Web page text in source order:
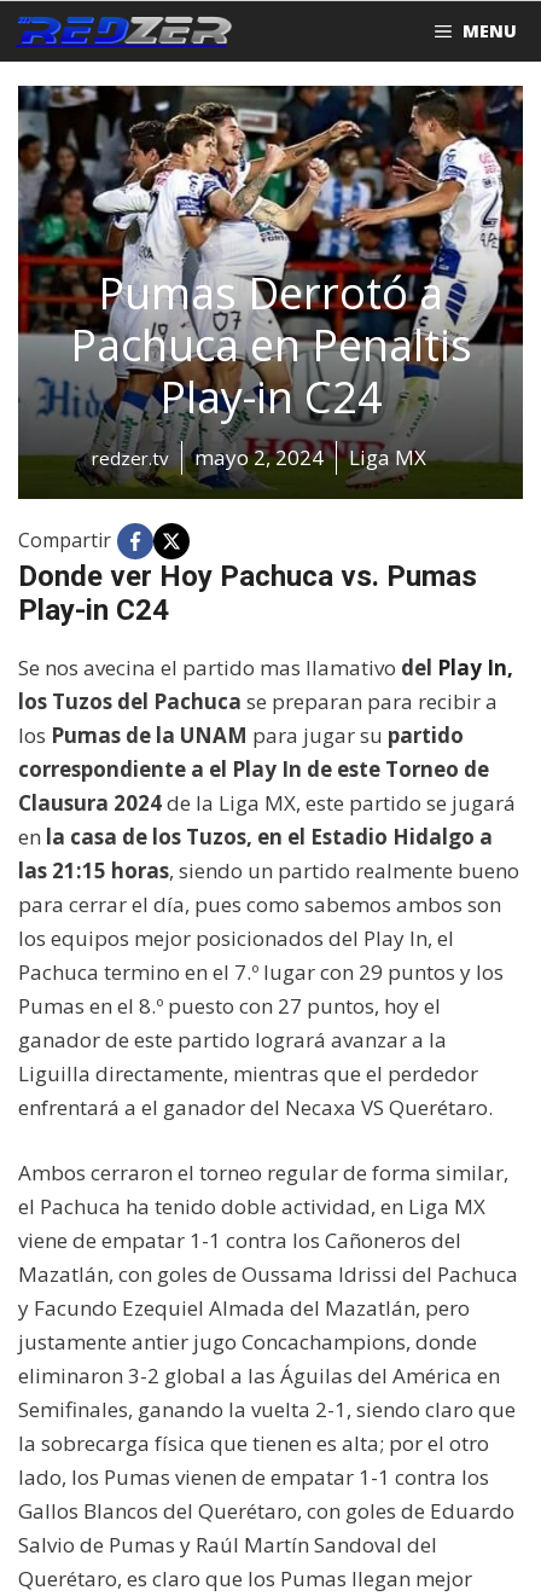
Saltar
al
contenido
MENU
Pumas Derrotó a
Pachuca en Penaltis
Play-in C24
redzer.tv mayo 2, 2024 Liga MX
Compartir
Donde ver Hoy Pachuca vs. Pumas
Play-in C24
Se nos avecina el partido mas llamativo del Play In,
los Tuzos del Pachuca se preparan para recibir a
los Pumas de la UNAM para jugar su partido
correspondiente a el Play In de este Torneo de
Clausura 2024de la Liga MX, este partido se jugará
en la casa de los Tuzos, en el Estadio Hidalgo a
las 21:15 horas, siendo un partido realmente bueno
para cerrar el día, pues como sabemos ambos son
los equipos mejor posicionados del Play In, el
Pachuca termino en el 7.º lugar con 29 puntos y los
Pumas en el 8.º puesto con 27 puntos, hoy el
ganador de este partido logrará avanzar a la
Liguilla directamente, mientras que el perdedor
enfrentará a el ganador del Necaxa VS Querétaro.
Ambos cerraron el torneo regular de forma similar,
el Pachuca ha tenido doble actividad, en Liga MX
viene de empatar 1-1 contra los Cañoneros del
Mazatlán, con goles de Oussama Idrissi del Pachuca
y Facundo Ezequiel Almada del Mazatlán, pero
justamente antier jugo Concachampions, donde
eliminaron 3-2 global a las Águilas del América en
Semifinales, ganando la vuelta 2-1, siendo claro que
la sobrecarga física que tienen es alta; por el otro
lado, los Pumas vienen de empatar 1-1 contra los
Gallos Blancos del Querétaro, con goles de Eduardo
Salvio de Pumas y Raúl Martín Sandoval del
Querétaro, es claro que los Pumas llegan mejor